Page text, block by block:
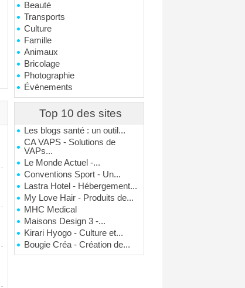
Beauté
Transports
Culture
Famille
Animaux
Bricolage
Photographie
Événements
Top 10 des sites
Les blogs santé : un outil...
CA VAPS - Solutions de
VAPs...
Le Monde Actuel -...
Conventions Sport - Un...
Lastra Hotel - Hébergement...
My Love Hair - Produits de...
MHC Medical
Maisons Design 3 -...
Kirari Hyogo - Culture et...
Bougie Créa - Création de...